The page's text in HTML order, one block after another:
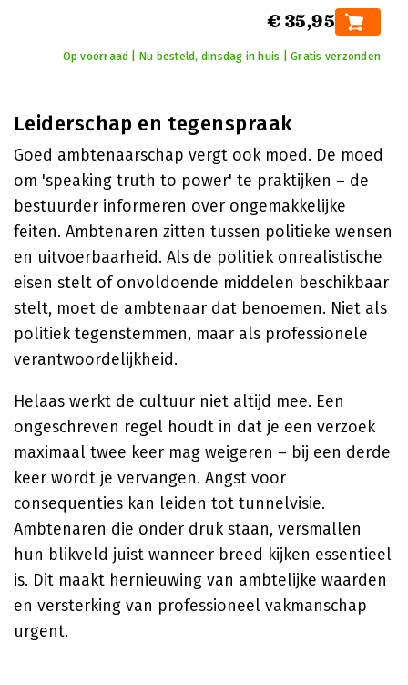
€ 35,95
Op voorraad | Nu besteld, dinsdag in huis | Gratis verzonden
Leiderschap en tegenspraak
Goed ambtenaarschap vergt ook moed. De moed
om 'speaking truth to power' te praktijken – de
bestuurder informeren over ongemakkelijke
feiten. Ambtenaren zitten tussen politieke wensen
en uitvoerbaarheid. Als de politiek onrealistische
eisen stelt of onvoldoende middelen beschikbaar
stelt, moet de ambtenaar dat benoemen. Niet als
politiek tegenstemmen, maar als professionele
verantwoordelijkheid.
Helaas werkt de cultuur niet altijd mee. Een
ongeschreven regel houdt in dat je een verzoek
maximaal twee keer mag weigeren – bij een derde
keer wordt je vervangen. Angst voor
consequenties kan leiden tot tunnelvisie.
Ambtenaren die onder druk staan, versmallen
hun blikveld juist wanneer breed kijken essentieel
is. Dit maakt hernieuwing van ambtelijke waarden
en versterking van professioneel vakmanschap
urgent.